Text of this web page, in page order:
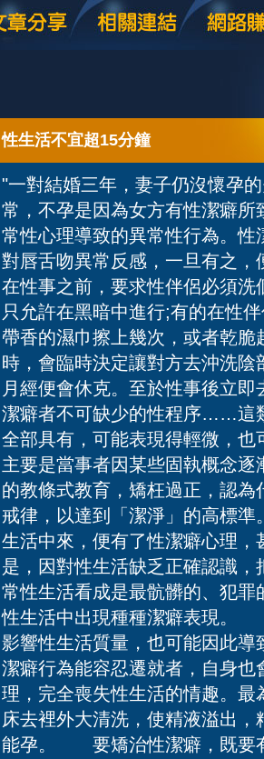
性生活不宜超15分鐘
"一對結婚三年，妻子仍沒懷孕
常，不孕是因為女方有性潔癖
常性心理導致的異常性行為。
對唇舌吻異常反感，一旦有之
在性事之前，要求性伴侶必須
只允許在黑暗中進行;有的在性
帶香的濕巾擦上幾次，或者乾
時，會臨時決定讓對方去沖洗
月經便會休克。至於性事後立
潔癖者不可缺少的性程序……這
全部具有，可能表現得輕微，
主要是當事者因某些固執概念
的教條式教育，矯枉過正，認
戒律，以達到「潔淨」的高標
生活中來，便有了性潔癖心理
是，因對性生活缺乏正確認識
常性生活看成是最骯髒的、犯
性生活中出現種種潔癖表現。
影響性生活質量，也可能因此
潔癖行為能容忍遷就者，自身
理，完全喪失性生活的情趣。
床去裡外大清洗，使精液溢出
能孕。 要矯治性潔癖，既要